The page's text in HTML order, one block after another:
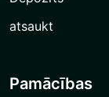
atsaukt
Pamācības